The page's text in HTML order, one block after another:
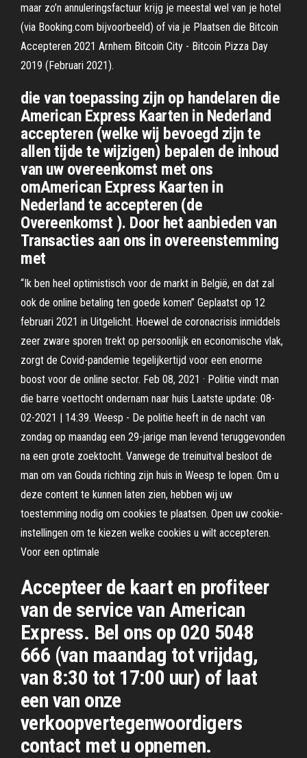
maar zo’n annuleringsfactuur krijg je meestal wel van je hotel
(via Booking.com bijvoorbeeld) of via je Plaatsen die Bitcoin
Accepteren 2021 Arnhem Bitcoin City - Bitcoin Pizza Day
2019 (Februari 2021).
die van toepassing zijn op handelaren die
American Express Kaarten in Nederland
accepteren (welke wij bevoegd zijn te
allen tijde te wijzigen) bepalen de inhoud
van uw overeenkomst met ons
omAmerican Express Kaarten in
Nederland te accepteren (de
Overeenkomst ). Door het aanbieden van
Transacties aan ons in overeenstemming
met
“Ik ben heel optimistisch voor de markt in België, en dat zal
ook de online betaling ten goede komen” Geplaatst op 12
februari 2021 in Uitgelicht. Hoewel de coronacrisis inmiddels
zeer zware sporen trekt op persoonlijk en economische vlak,
zorgt de Covid-pandemie tegelijkertijd voor een enorme
boost voor de online sector. Feb 08, 2021 · Politie vindt man
die barre voettocht ondernam naar huis Laatste update: 08-
02-2021 | 14:39. Weesp - De politie heeft in de nacht van
zondag op maandag een 29-jarige man levend teruggevonden
na een grote zoektocht. Vanwege de treinuitval besloot de
man om van Gouda richting zijn huis in Weesp te lopen. Om u
deze content te kunnen laten zien, hebben wij uw
toestemming nodig om cookies te plaatsen. Open uw cookie-
instellingen om te kiezen welke cookies u wilt accepteren.
Voor een optimale
Accepteer de kaart en profiteer
van de service van American
Express. Bel ons op 020 5048
666 (van maandag tot vrijdag,
van 8:30 tot 17:00 uur) of laat
een van onze
verkoopvertegenwoordigers
contact met u opnemen.